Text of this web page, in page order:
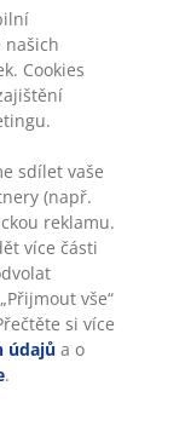
našich
Cookies
sdílet vaše
(např.
reklamu.
více části
vše“
si více
údajů a o
.